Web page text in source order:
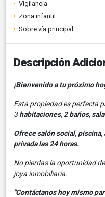
Vigilancia
Zona infantil
Sobre vía principal
Descripción
¡Bienvenido a tu próximo
Esta propiedad es perfecta
3habitaciones, 2 baños,
Ofrece salón social,
privada las 24 horas.
No pierdas la oportunidad
joya inmobiliaria.
"Contáctanos hoy mismo